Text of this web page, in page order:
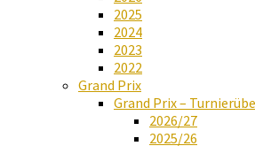
2025
2024
2023
2022
Grand Prix
Grand Prix –
2026/27
2025/26